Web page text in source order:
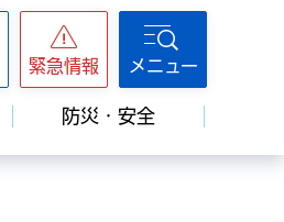
緊急情報 メニュー
防災・安全